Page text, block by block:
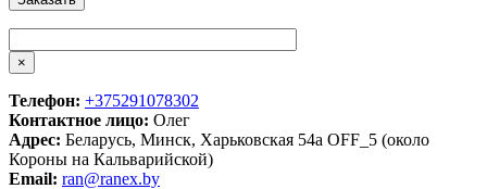
×
Телефон: +375291078302
Контактное лицо: Олег
Адрес: Беларусь, Минск, Харьковская 54а OFF_5 (около
Короны на Кальварийской)
Email: ran@ranex.by